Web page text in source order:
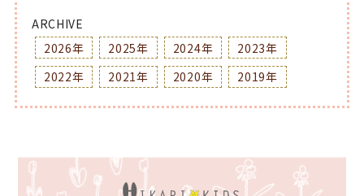
ARCHIVE
2026年
2025年 2024年
2023年
2022年
2021年 2020年 2019年